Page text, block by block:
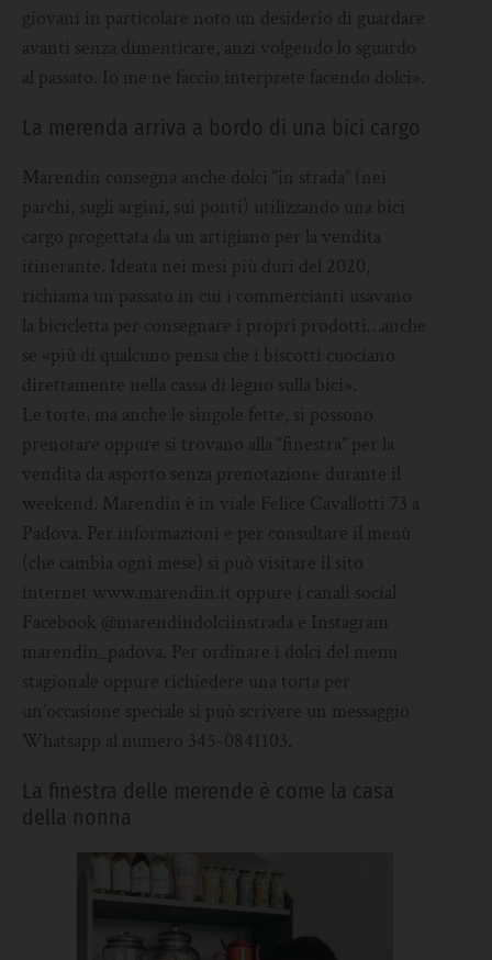
giovani in particolare noto un desiderio di guardare
avanti senza dimenticare, anzi volgendo lo sguardo
al passato. Io me ne faccio interprete facendo dolci».
La merenda arriva a bordo di una bici cargo
Marendin consegna anche dolci “in strada” (nei
parchi, sugli argini, sui ponti) utilizzando una bici
cargo progettata da un artigiano per la vendita
itinerante. Ideata nei mesi più duri del 2020,
richiama un passato in cui i commercianti usavano
la bicicletta per consegnare i propri prodotti…anche
se «più di qualcuno pensa che i biscotti cuociano
direttamente nella cassa di legno sulla bici».
Le torte, ma anche le singole fette, si possono
prenotare oppure si trovano alla “finestra” per la
vendita da asporto senza prenotazione durante il
weekend. Marendin è in viale Felice Cavallotti 73 a
Padova. Per informazioni e per consultare il menù
(che cambia ogni mese) si può visitare il sito
internet www.marendin.it oppure i canali social
Facebook @marendindolciinstrada e Instagram
marendin_padova. Per ordinare i dolci del menu
stagionale oppure richiedere una torta per
un’occasione speciale si può scrivere un messaggio
Whatsapp al numero 345-0841103.
La finestra delle merende è come la casa
della nonna